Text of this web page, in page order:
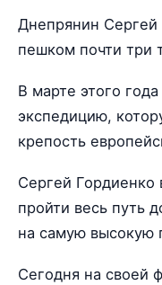
Днепрянин Сергей
пешком почти три
В марте этого
экспедицию,
крепость
Сергей
пройти весь путь
на самую высокую
Сегодня на своей